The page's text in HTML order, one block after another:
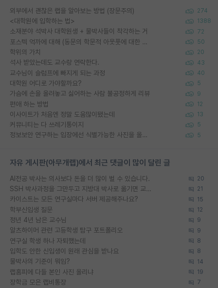
외부에서 괜찮은 랩을 알아보는 방법 (장문주의) 274
<대학원에 입학하는 법> 1388
소재분야 석박사 대학원생 + 물박사들이 착각하는 거 72
포스텍 억까에 대해 (동문의 학문적 아웃풋에 대한 반박) 50
학위의 가치 20
석사 받았는데도 교수랑 연락한다. 43
교수님이 슬럼프에 빠지게 되는 과정 40
대학원 어디로 가야할까요? 5
가슴에 손을 올려놓고 싫어하는 사람 불공정하게 리뷰 9
편애 하는 방법 12
이사이트가 처음엔 정말 도움많이됐는데 13
커뮤니티는 다 쓰레기통이지 5
정보보안 연구하는 입장에선 식별가능한 사진을 올리는건 비추이긴함 5
자유 게시판(아무개랩)에서 최근 댓글이 많이 달린 글
AI전공 박사는 의사보다 돈을 더 많이 벌 수 있습니다. 20
SSH 박사과정을 그만두고 지방대 박사로 옮기면 교수의 꿈은 끝일까요? 21
카이스트는 모든 연구실마다 서버 제공해주나요? 15
학부신입생 질문 12
정년 4년 남은 교수님 9
알츠하이머 관련 고등학생 탐구 포트폴리오 9
연구실 학생 하나 자퇴했는데 8
입학도 안한 신입생이 원래 관심을 받나요 8
물박사의 기준이 뭐임? 14
랩홈피에 다들 본인 사진 올리냐 19
장학금 모은 랩비통장 7